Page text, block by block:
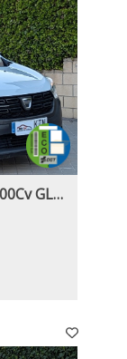
Dacia Dokker Van Essential 1.6 100Cv GLP Híbrido IVA Incl